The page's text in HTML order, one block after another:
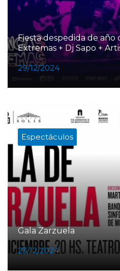
Fiesta despedida de año
Extremas + Dj Sapo +
29/12/2024
Espectáculos
Gala Zarzuela
23/12/2024